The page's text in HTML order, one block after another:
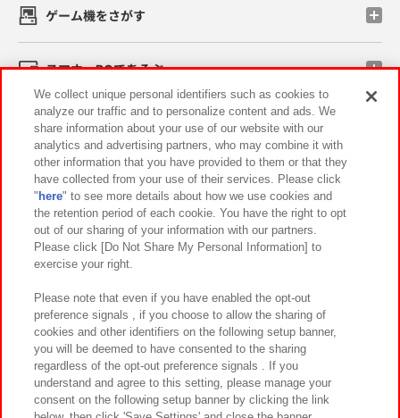
ゲーム機をさがす
スマホ・PCであそぶ
イベント・キャンペーン
関連会社 サステナビリティ サイトポリシー
プライバシーポリシー ウェブアクセシビリティ方針と検証結果
お取引先さまとともに
カスタマーハラスメント対応方針 よくあるご質問・お問い合わせ
We collect unique personal identifiers such as cookies to
analyze our traffic and to personalize content and ads. We
share information about your use of our website with our
analytics and advertising partners, who may combine it with
other information that you have provided to them or that they
have collected from your use of their services. Please click
" here" to see more details about how we use cookies and
the retention period of each cookie. You have the right to opt
out of our sharing of your information with our partners.
Please click [Do Not Share My Personal Information] to
exercise your right.
Please note that even if you have enabled the opt-out
preference signals , if you choose to allow the sharing of
cookies and other identifiers on the following setup banner,
you will be deemed to have consented to the sharing
regardless of the opt-out preference signals . If you
understand and agree to this setting, please manage your
consent on the following setup banner by clicking the link